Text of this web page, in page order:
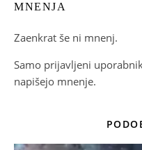
MNENJA
Zaenkrat še ni mnenj.
Samo prijavljeni
napišejo mnenje.